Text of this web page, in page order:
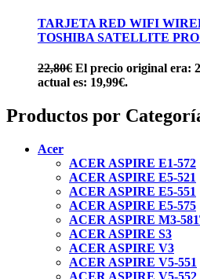
TARJETA RED WIFI
TOSHIBA SATELLITE PRO
22,80€ El precio original era:
actual es: 19,99€.
Productos por
Acer
ACER ASPIRE E1-572
ACER ASPIRE E5-521
ACER ASPIRE E5-551
ACER ASPIRE E5-575
ACER ASPIRE M3-
ACER ASPIRE S3
ACER ASPIRE V3
ACER ASPIRE V5-551